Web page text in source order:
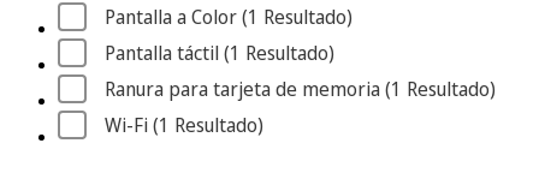
Pantalla a Color (1 Resultado)
Pantalla táctil (1 Resultado)
Ranura para tarjeta de memoria (1 Resultado)
Wi-Fi (1 Resultado)